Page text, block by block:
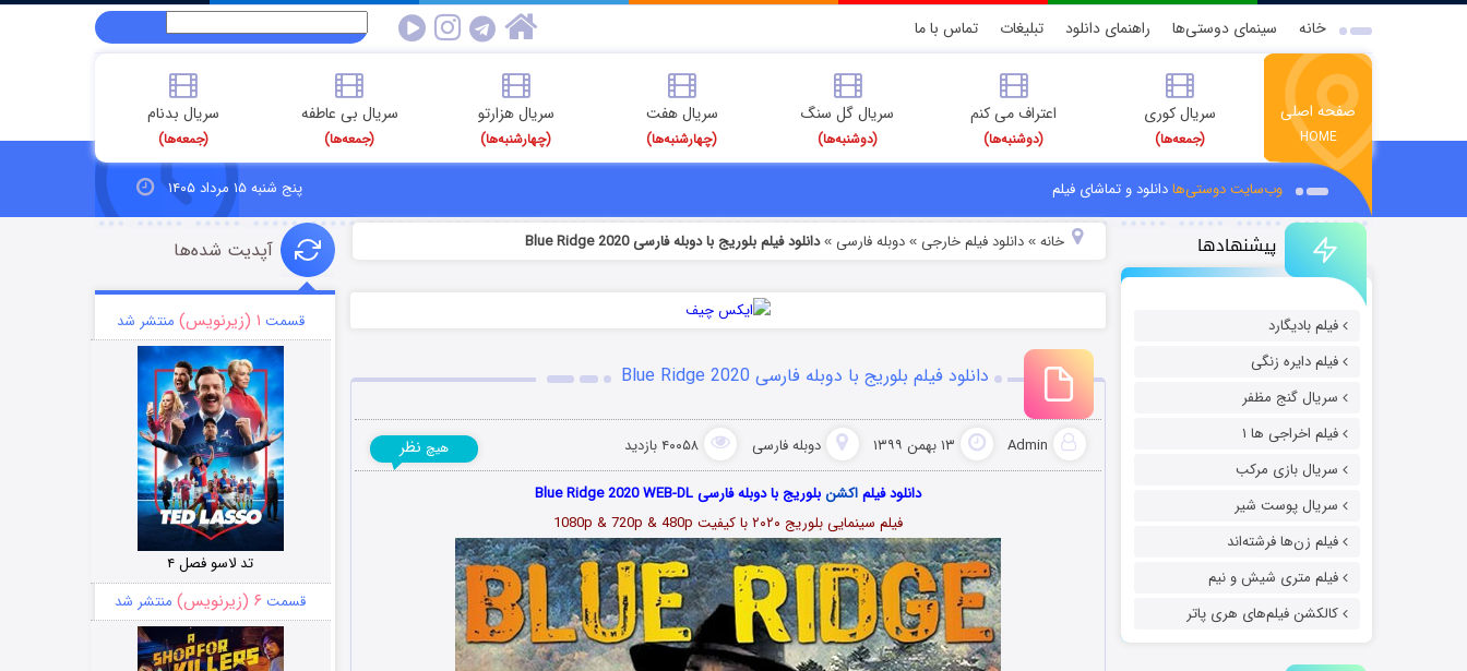
خانه سینمای دوستی‌ها راهنمای دانلود تبلیغات تماس با ما
صفحه اصلی
HOME
سریال کوری
(جمعه‌ها)
اعتراف می کنم
(دوشنبه‌ها)
سریال گل سنگ
(دوشنبه‌ها)
سریال هفت
(چهارشنبه‌ها)
سریال هزارتو
(چهارشنبه‌ها)
سریال بی عاطفه
(جمعه‌ها)
سریال بدنام
(جمعه‌ها)
وب‌سایت دوستی‌هادانلود و تماشای فیلم پنج شنبه ۱۵ مرداد ۱۴۰۵
پیشنهادها
فیلم بادیگارد
فیلم دایره زنگی
سریال گنج مظفر
فیلم اخراجی ها ۱
سریال بازی مرکب
سریال پوست شیر
فیلم زن‌ها فرشته‌اند
فیلم متری شیش و نیم
کالکشن فیلم‌های هری پاتر
خانه» دانلود فیلم خارجی » دوبله فارسی »دانلود فیلم بلوریج با دوبله فارسی Blue Ridge 2020
دانلود فیلم بلوریج با دوبله فارسی Blue Ridge 2020
Admin ۱۳ بهمن ۱۳۹۹ دوبله فارسی ۴۰۰۵۸ بازدید هیچ نظر
دانلود فیلماکشنبلوریج با دوبله فارسی Blue Ridge 2020 WEB-DL
فیلم سینمایی بلوریج ۲۰۲۰با کیفیت 1080p & 720p & 480p
آپدیت شده‌ها
قسمت ۱ (زیرنویس) منتشر شد
تد لاسو فصل ۴
قسمت ۶ (زیرنویس) منتشر شد